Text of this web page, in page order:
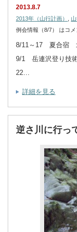
2013.8.7
2013年（山行計画）
例会情報（8/7） は コ
8/11～17 夏合宿
9/1 岳連沢登り技
22…
詳細を見る
逆さ川に行っ